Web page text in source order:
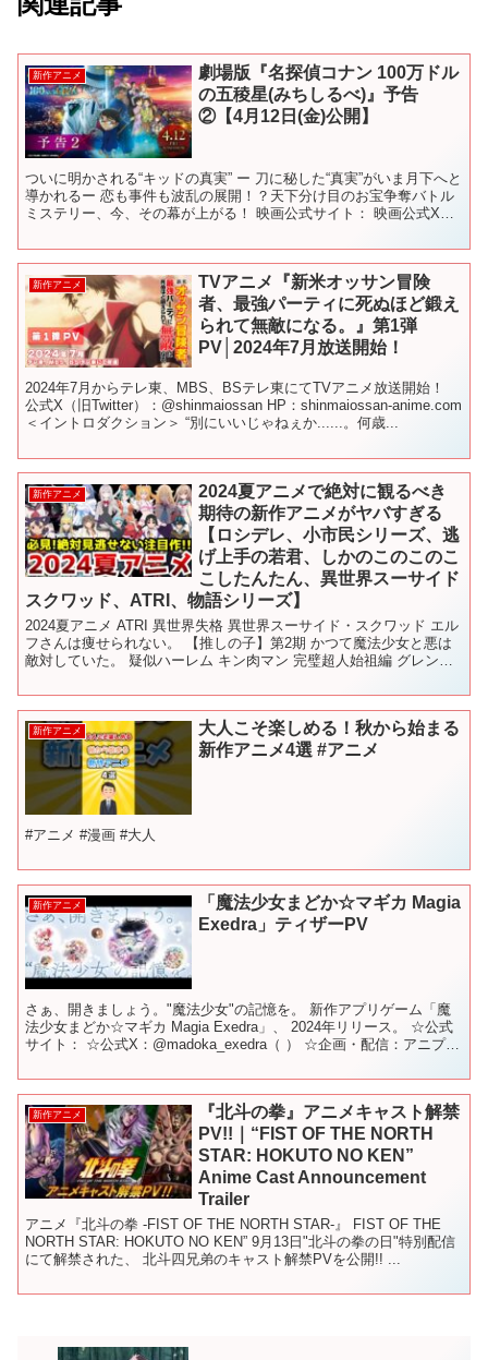
新作アニメ
劇場版『名探偵コナン 100万ドル
の五稜星(みちしるべ)』予告
②【4月12日(金)公開】
ついに明かされる“キッドの真実” ー 刀に秘した“真実”がいま月下へと
導かれるー 恋も事件も波乱の展開！？天下分け目のお宝争奪バトル
ミステリー、今、その幕が上がる！ 映画公式サイト： 映画公式X：
新作アニメ
TVアニメ『新米オッサン冒険
者、最強パーティに死ぬほど鍛え
られて無敵になる。』第1弾
PV│2024年7月放送開始！
2024年7月からテレ東、MBS、BSテレ東にてTVアニメ放送開始！
公式X（旧Twitter）：@shinmaiossan HP：shinmaiossan-anime.com
＜イントロダクション＞ “別にいいじゃねぇか......。何歳...
新作アニメ
2024夏アニメで絶対に観るべき
期待の新作アニメがヤバすぎる
【ロシデレ、小市民シリーズ、逃
げ上手の若君、しかのこのこのこ
こしたんたん、異世界スーサイド
スクワッド、ATRI、物語シリーズ】
2024夏アニメ ATRI 異世界失格 異世界スーサイド・スクワッド エル
フさんは痩せられない。 【推しの子】第2期 かつて魔法少女と悪は
敵対していた。 疑似ハーレム キン肉マン 完璧超人始祖編 グレンダ
新作アニメ
大人こそ楽しめる！秋から始まる
新作アニメ4選 #アニメ
#アニメ #漫画 #大人
新作アニメ
「魔法少女まどか☆マギカ Magia
Exedra」ティザーPV
さぁ、開きましょう。"魔法少女"の記憶を。 新作アプリゲーム「魔
法少女まどか☆マギカ Magia Exedra」、 2024年リリース。 ☆公式
サイト： ☆公式X：@madoka_exedra（ ） ☆企画・配信：アニプレ
新作アニメ
『北斗の拳』アニメキャスト解禁
PV!!｜“FIST OF THE NORTH
STAR: HOKUTO NO KEN”
Anime Cast Announcement
Trailer
アニメ『北斗の拳 -FIST OF THE NORTH STAR-』 FIST OF THE
NORTH STAR: HOKUTO NO KEN” 9月13日"北斗の拳の日"特別配信
にて解禁された、 北斗四兄弟のキャスト解禁PVを公開!! ...